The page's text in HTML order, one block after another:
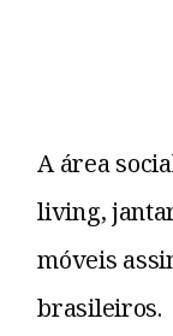
A área
living,
móveis
brasileiros.